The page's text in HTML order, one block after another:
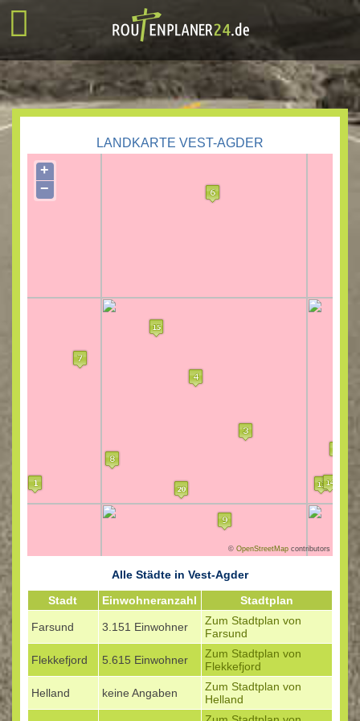
LANDKARTE VEST-AGDER
+
−
©OpenStreetMap contributors
Alle Städte in Vest-Agder
Stadt
Einwohneranzahl Stadtplan
Farsund 3.151 Einwohner
Zum Stadtplan von
Farsund
Flekkefjord 5.615 Einwohner
Zum Stadtplan von
Flekkefjord
Helland keine Angaben
Zum Stadtplan von
Helland